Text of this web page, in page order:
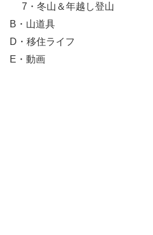
7・冬山＆年越し登山
B・山道具
D・移住ライフ
E・動画